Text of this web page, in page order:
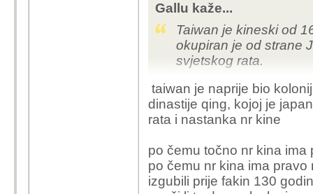
Gallu kaže...
Taiwan je kineski od
okupiran je od strane
svjetskog rata.
taiwan je naprije bio
dinastije qing, kojoj je
rata i nastanka nr kine
po čemu točno nr kina
po čemu nr kina ima
izgubili prije fakin 130